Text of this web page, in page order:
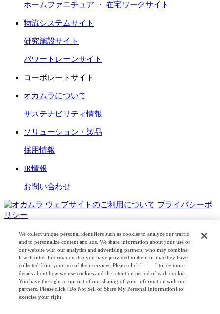
ホームファニチュア ・ 在宅ワークサイト
物流システムサイト
研究施設サイト
パワートレーンサイト
コーポレートサイト
オカムラについて
サステナビリティ情報
ソリューション・製品
採用情報
IR情報
お問い合わせ
ウェブサイトのご利用について プライバシーポ
リシー
COPYRIGHT © OKAMURA CORPORATION. ALL RIGHTS
RESERVED.
日本公式 企業広報
We collect unique personal identifiers such as cookies to analyze our traffic
and to personalize content and ads. We share information about your use of
our website with our analytics and advertising partners, who may combine
it with other information that you have provided to them or that they have
collected from your use of their services. Please click "
here" to see more
details about how we use cookies and the retention period of each cookie.
You have the right to opt out of our sharing of your information with our
partners. Please click [Do Not Sell or Share My Personal Information] to
exercise your right.